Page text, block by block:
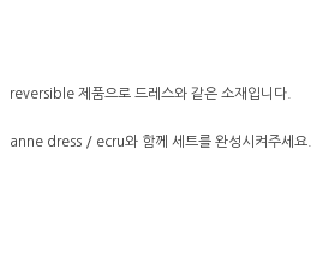
reversible 제품으로 드레스와 같은 소재입니다.
anne dress / ecru와 함께 세트를 완성시켜주세요.